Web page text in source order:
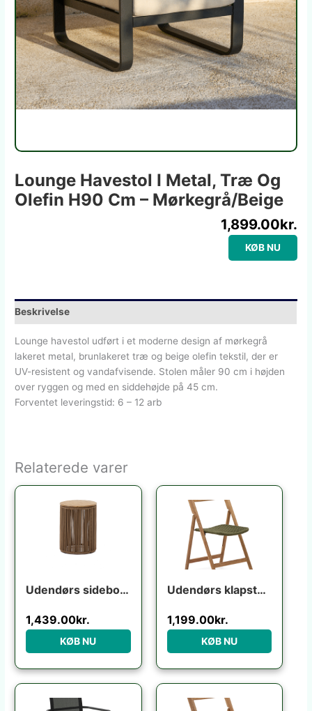
Lounge Havestol I Metal, Træ Og
Olefin H90 Cm – Mørkegrå/Beige
1,899.00kr.
KØB NU
Beskrivelse
Lounge havestol udført i et moderne design af mørkegrå
lakeret metal, brunlakeret træ og beige olefin tekstil, der er
UV-resistent og vandafvisende. Stolen måler 90 cm i højden
over ryggen og med en siddehøjde på 45 cm.
Forventet leveringstid: 6 – 12 arb
Relaterede varer
Udendørs sidebord Kave Home Dandara i akacietræ og stål 40x40x52 cm beige sort
1,439.00kr.
KØB NU
Udendørs klapstol Kave Home Dandara foldbar i massivt akacietræ med grønt reb UV-resistent FSC-certificeret
1,199.00kr.
KØB NU